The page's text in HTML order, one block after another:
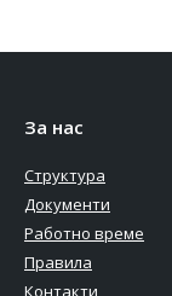
За нас
Структура
Документи
Работно време
Правила
Контакти